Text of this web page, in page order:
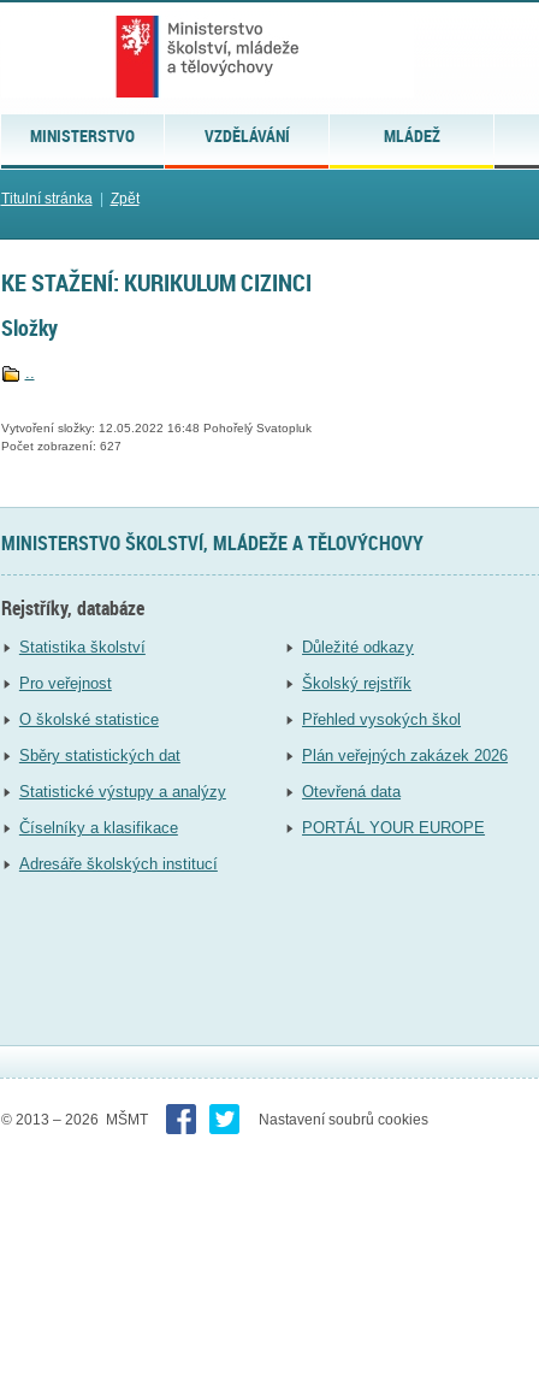
MINISTERSTVO VZDĚLÁVÁNÍ MLÁDEŽ
Titulní stránka| Zpět
KE STAŽENÍ: KURIKULUM CIZINCI
Složky
..
Vytvoření složky: 12.05.2022 16:48 Pohořelý Svatopluk
Počet zobrazení: 627
MINISTERSTVO ŠKOLSTVÍ, MLÁDEŽE A TĚLOVÝCHOVY
Rejstříky, databáze
Statistika školství
Pro veřejnost
O školské statistice
Sběry statistických dat
Statistické výstupy a analýzy
Číselníky a klasifikace
Adresáře školských institucí
Důležité odkazy
Školský rejstřík
Přehled vysokých škol
Plán veřejných zakázek 2026
Otevřená data
PORTÁL YOUR EUROPE
© 2013 – 2026 MŠMT Nastavení soubrů cookies